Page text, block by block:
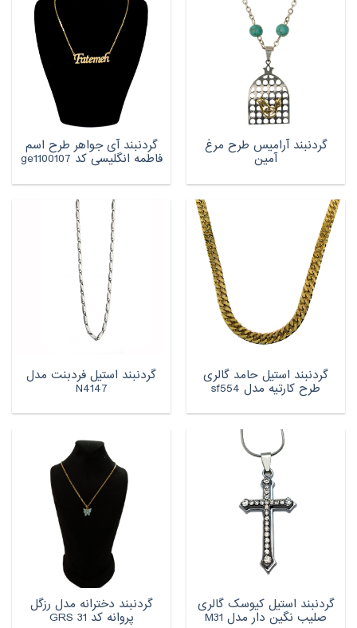
گردنبند آرامیس طرح مرغ
آمین
گردنبند آی جواهر طرح اسم
فاطمه انگلیسی کد ge1100107
گردنبند استیل حامد گالری
طرح کارتیه مدل sf554
گردنبند استیل فردبنت مدل
N4147
گردنبند استیل کیوسک گالری
صلیب نگین دار مدل M31
گردنبند دخترانه مدل رزگل
پروانه کد GRS 31